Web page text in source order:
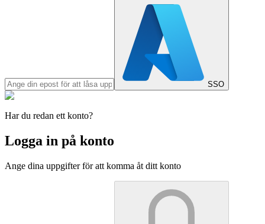
SSO
Har du redan ett konto?
Logga in på konto
Ange dina uppgifter för att komma åt ditt konto